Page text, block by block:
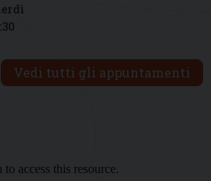
Vedi tutti gli appuntamenti